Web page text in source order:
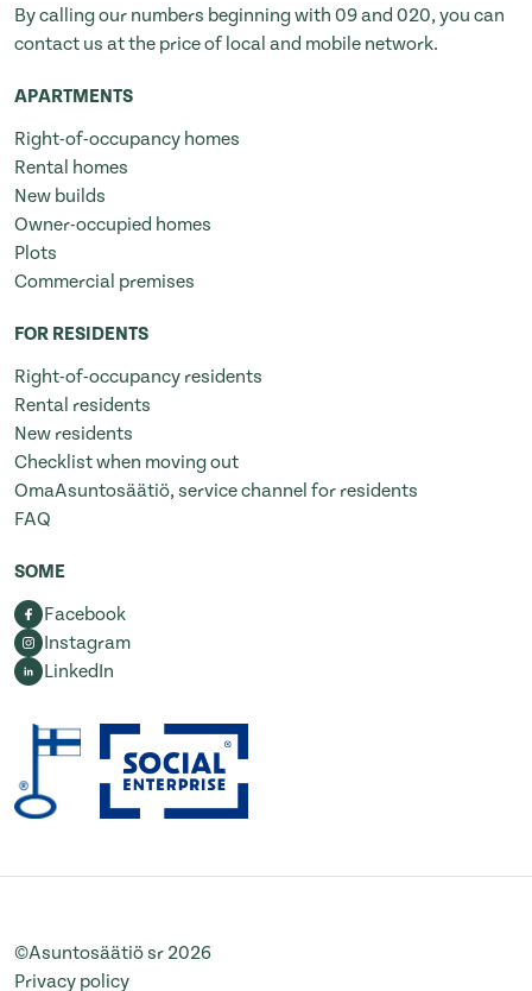
By calling our numbers beginning with 09 and 020, you can
contact us at the price of local and mobile network.
APARTMENTS
Right-of-occupancy homes
Rental homes
New builds
Owner-occupied homes
Plots
Commercial premises
FOR RESIDENTS
Right-of-occupancy residents
Rental residents
New residents
Checklist when moving out
OmaAsuntosäätiö, service channel for residents
FAQ
SOME
Facebook
Instagram
LinkedIn
©Asuntosäätiö sr 2026
Privacy policy